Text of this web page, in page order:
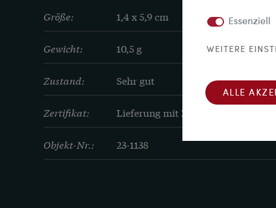
Größe: 1,4 x 5,9 cm
Gewicht: 10,5 g
Zustand: Sehr gut
Zertifikat: Lieferung mit Zertifikat
Objekt-Nr.: 23-1138
Essenziell
WEITERE
ALLE